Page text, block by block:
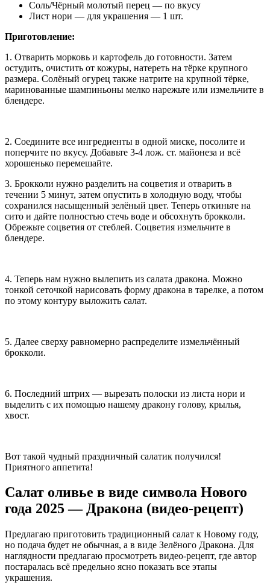
Соль/Чёрный молотый перец — по вкусу
Лист нори — для украшения — 1 шт.
Приготовление:
1. Отварить морковь и картофель до готовности. Затем
остудить, очистить от кожуры, натереть на тёрке крупного
размера. Солёный огурец также натрите на крупной тёрке,
маринованные шампиньоны мелко нарежьте или измельчите в
блендере.
2. Соедините все ингредиенты в одной миске, посолите и
поперчите по вкусу. Добавьте 3-4 лож. ст. майонеза и всё
хорошенько перемешайте.
3. Брокколи нужно разделить на соцветия и отварить в
течении 5 минут, затем опустить в холодную воду, чтобы
сохранился насыщенный зелёный цвет. Теперь откиньте на
сито и дайте полностью стечь воде и обсохнуть брокколи.
Обрежьте соцветия от стеблей. Соцветия измельчите в
блендере.
4. Теперь нам нужно вылепить из салата дракона. Можно
тонкой сеточкой нарисовать форму дракона в тарелке, а потом
по этому контуру выложить салат.
5. Далее сверху равномерно распределите измельчённый
брокколи.
6. Последний штрих — вырезать полоски из листа нори и
выделить с их помощью нашему дракону голову, крылья,
хвост.
Вот такой чудный праздничный салатик получился!
Приятного аппетита!
Салат оливье в виде символа Нового
года 2025 — Дракона (видео-рецепт)
Предлагаю приготовить традиционный салат к Новому году,
но подача будет не обычная, а в виде Зелёного Дракона. Для
наглядности предлагаю просмотреть видео-рецепт, где автор
постаралась всё предельно ясно показать все этапы
украшения.